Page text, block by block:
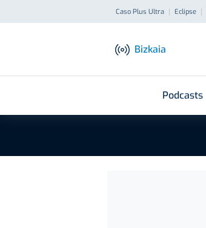
Caso Plus Ultra Eclipse
Bizkaia
Podcasts